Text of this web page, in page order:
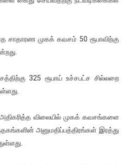
நடந்தது என்ன
வெளியிட்ட...
வழங்கப்பட்ட தண்டனை
சாதாரண முகக் கவசம் 50 ரூபாவிற்கு
325 ரூபாய் உச்சபட்ச சில்லறை
விலையில் முகக் கவசங்களை
அனுமதிப்பத்திரங்கள் இரத்து